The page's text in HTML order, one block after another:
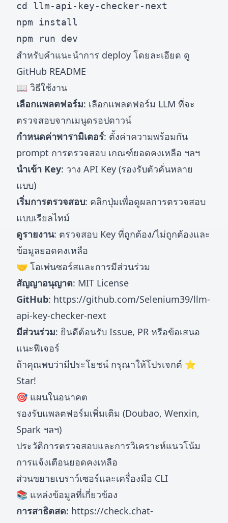
cd llm-api-key-checker-next
npm install
สำหรับคำแนะนำการ deploy โดยละเอียด ดู
GitHub README
📖 วิธีใช้งาน
เลือกแพลตฟอร์ม: เลือกแพลตฟอร์ม LLM ที่จะ
ตรวจสอบจากเมนูดรอปดาวน์
กำหนดค่าพารามิเตอร์: ตั้งค่าความพร้อมกัน
prompt การตรวจสอบ เกณฑ์ยอดคงเหลือ ฯลฯ
นำเข้า Key: วาง API Key (รองรับตัวคั่นหลาย
แบบ)
เริ่มการตรวจสอบ: คลิกปุ่มเพื่อดูผลการตรวจสอบ
แบบเรียลไทม์
ดูรายงาน: ตรวจสอบ Key ที่ถูกต้อง/ไม่ถูกต้องและ
ข้อมูลยอดคงเหลือ
🤝 โอเพ่นซอร์สและการมีส่วนร่วม
สัญญาอนุญาต: MIT License
GitHub: https://github.com/Selenium39/llm-
api-key-checker-next
มีส่วนร่วม: ยินดีต้อนรับ Issue, PR หรือข้อเสนอ
แนะฟีเจอร์
ถ้าคุณพบว่ามีประโยชน์ กรุณาให้โปรเจกต์ ⭐
Star!
🎯 แผนในอนาคต
รองรับแพลตฟอร์มเพิ่มเติม (Doubao, Wenxin,
Spark ฯลฯ)
ประวัติการตรวจสอบและการวิเคราะห์แนวโน้ม
การแจ้งเตือนยอดคงเหลือ
ส่วนขยายเบราว์เซอร์และเครื่องมือ CLI
📚 แหล่งข้อมูลที่เกี่ยวข้อง
การสาธิตสด: https://check.chat-